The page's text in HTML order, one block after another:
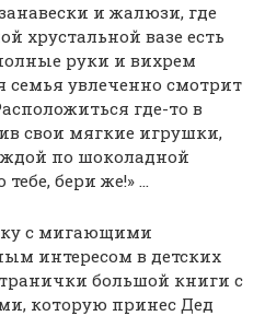
и жалюзи, где
хрустальной вазе есть
руки и вихрем
семья увлеченно смотрит
где-то в
свои мягкие игрушки,
по шоколадной
тебе, бери же!» …
с мигающими
интересом в детских
большой книги с
которую принес Дед